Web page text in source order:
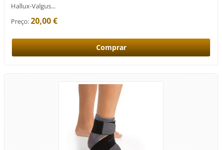
Hallux-Valgus...
Preço:20,00 €